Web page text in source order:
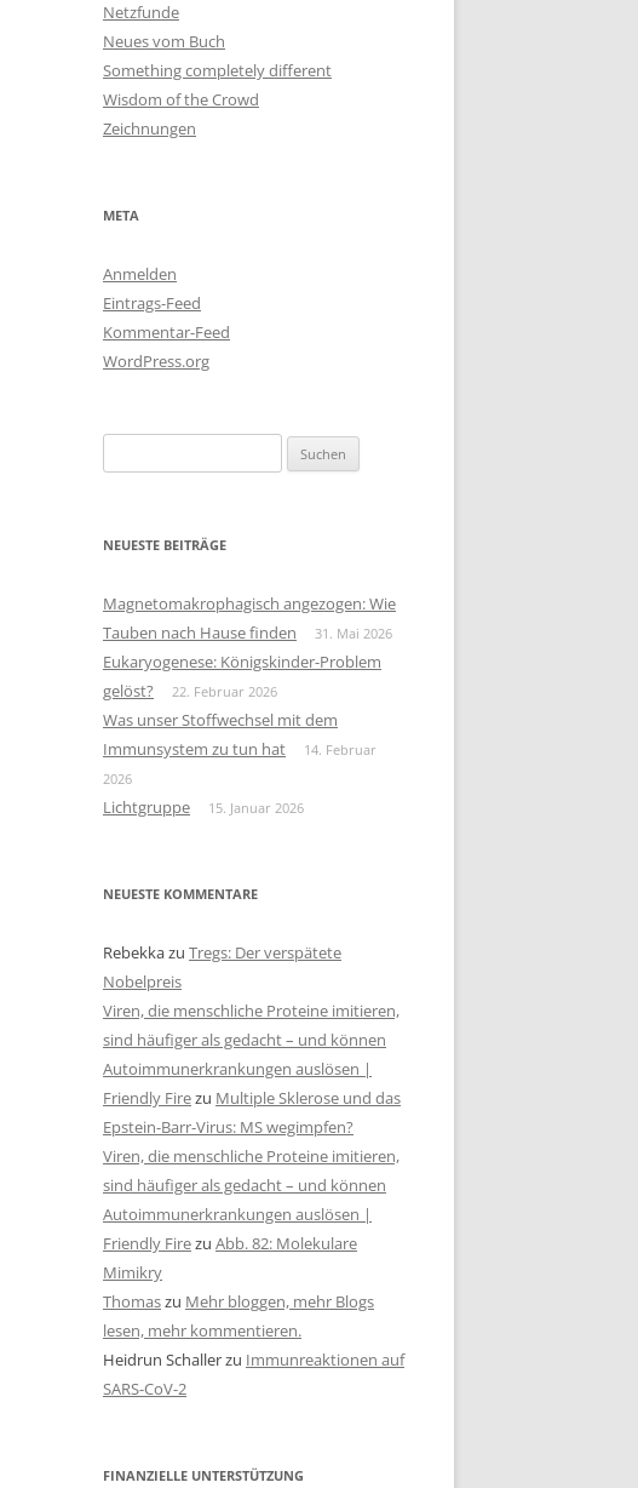
Netzfunde
Neues vom Buch
Something completely different
Wisdom of the Crowd
Zeichnungen
META
Anmelden
Eintrags-Feed
Kommentar-Feed
WordPress.org
nach:
NEUESTE BEITRÄGE
Magnetomakrophagisch angezogen: Wie
Tauben nach Hause finden
31. Mai 2026
Eukaryogenese: Königskinder-Problem
gelöst?
22. Februar 2026
Was unser Stoffwechsel mit dem
Immunsystem zu tun hat
14. Februar
2026
Lichtgruppe 15. Januar 2026
NEUESTE KOMMENTARE
Rebekkazu Tregs: Der verspätete
Nobelpreis
Viren, die menschliche Proteine imitieren,
sind häufiger als gedacht – und können
Autoimmunerkrankungen auslösen |
Friendly Firezu Multiple Sklerose und das
Epstein-Barr-Virus: MS wegimpfen?
Viren, die menschliche Proteine imitieren,
sind häufiger als gedacht – und können
Autoimmunerkrankungen auslösen |
Friendly Firezu Abb. 82: Molekulare
Mimikry
Thomaszu Mehr bloggen, mehr Blogs
lesen, mehr kommentieren.
Heidrun Schallerzu Immunreaktionen auf
SARS-CoV-2
FINANZIELLE UNTERSTÜTZUNG